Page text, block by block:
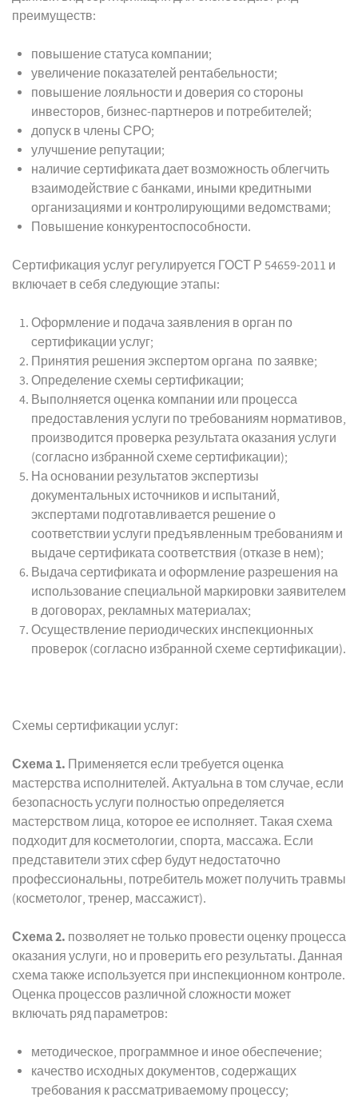
преимуществ:
повышение статуса компании;
увеличение показателей рентабельности;
повышение лояльности и доверия со стороны
инвесторов, бизнес-партнеров и потребителей;
допуск в члены СРО;
улучшение репутации;
наличие сертификата дает возможность облегчить
взаимодействие с банками, иными кредитными
организациями и контролирующими ведомствами;
Повышение конкурентоспособности.
Сертификация услуг регулируется ГОСТ Р 54659-2011 и
включает в себя следующие этапы:
Оформление и подача заявления в орган по
сертификации услуг;
Принятия решения экспертом органа по заявке;
Определение схемы сертификации;
Выполняется оценка компании или процесса
предоставления услуги по требованиям нормативов,
производится проверка результата оказания услуги
(согласно избранной схеме сертификации);
На основании результатов экспертизы
документальных источников и испытаний,
экспертами подготавливается решение о
соответствии услуги предъявленным требованиям и
выдаче сертификата соответствия (отказе в нем);
Выдача сертификата и оформление разрешения на
использование специальной маркировки заявителем
в договорах, рекламных материалах;
Осуществление периодических инспекционных
проверок (согласно избранной схеме сертификации).
Схемы сертификации услуг:
Схема 1. Применяется если требуется оценка
мастерства исполнителей. Актуальна в том случае, если
безопасность услуги полностью определяется
мастерством лица, которое ее исполняет. Такая схема
подходит для косметологии, спорта, массажа. Если
представители этих сфер будут недостаточно
профессиональны, потребитель может получить травмы
(косметолог, тренер, массажист).
Схема 2. позволяет не только провести оценку процесса
оказания услуги, но и проверить его результаты. Данная
схема также используется при инспекционном контроле.
Оценка процессов различной сложности может
включать ряд параметров:
методическое, программное и иное обеспечение;
качество исходных документов, содержащих
требования к рассматриваемому процессу;